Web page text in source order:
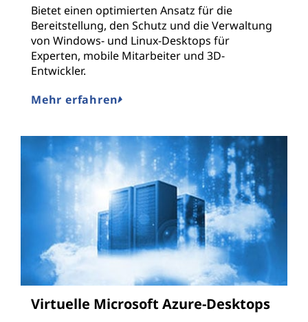
Bietet einen optimierten Ansatz für die
Bereitstellung, den Schutz und die Verwaltung
von Windows- und Linux-Desktops für
Experten, mobile Mitarbeiter und 3D-
Entwickler.
Mehr erfahren
Virtuelle Microsoft Azure-Desktops